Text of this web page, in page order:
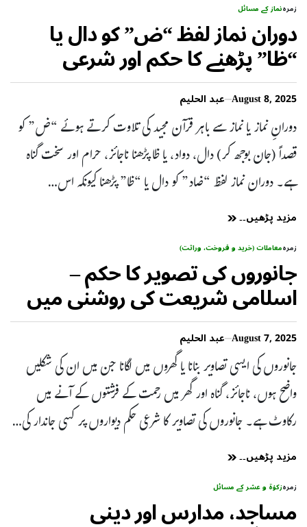
زمرہنماز کے مسائل
دوران نماز لفظ “ض” کو دال یا
“ظا” پڑھنے کا حکم اور شرعی
مسائل
August 8, 2025 عبد الحلیم
دورانِ نماز یا نماز سے باہر قرآن مجید کی تلاوت کرتے ہوئے “ض” کو
قصداً (جان بوجھ کر) دال، دواد، یا ظا پڑھنا ناجائز، حرام اور سخت گناہ
ہے۔ دوران نماز لفظ “ضاد” کو دال یا “ظا” پڑھنا کیونکہ اس…
مزید پڑھیں۔۔
زمرہمعاملات (خرید و فروخت، وراثت)
جانوروں کی تصویر کا حکم –
اسلامی شریعت کی روشنی میں
August 7, 2025 عبد الحلیم
جانوروں کی ایسی تصاویر بنانا یا گھروں میں لگانا جن میں ان کی شکلیں
واضح ہوں، ناجائز، گناہ اور گھر میں رحمت کے فرشتوں کے آنے میں
رکاوٹ ہے۔ جانوروں کی تصاویر کا شرعی حکم دیواروں پر کسی جاندار کی…
مزید پڑھیں۔۔
زمرہزکوٰۃ و عشر کے مسائل
مساجد، مدارس اور دینی